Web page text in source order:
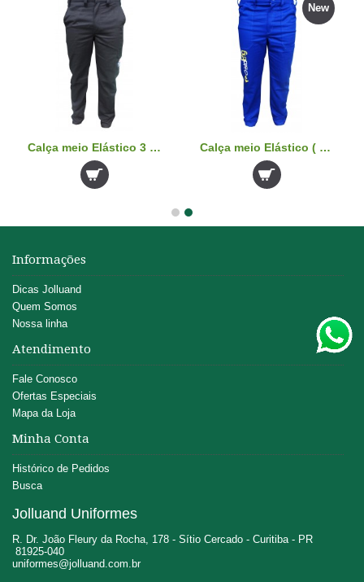
Calça meio Elástico 3 (preta)
New
Calça meio Elástico ( Cristal Engenharia )
Informações
Dicas Jolluand
Quem Somos
Nossa linha
Atendimento
Fale Conosco
Ofertas Especiais
Mapa da Loja
Minha Conta
Histórico de Pedidos
Busca
Jolluand Uniformes
R. Dr. João Fleury da Rocha, 178 - Sítio Cercado - Curitiba - PR
81925-040
uniformes@jolluand.com.br